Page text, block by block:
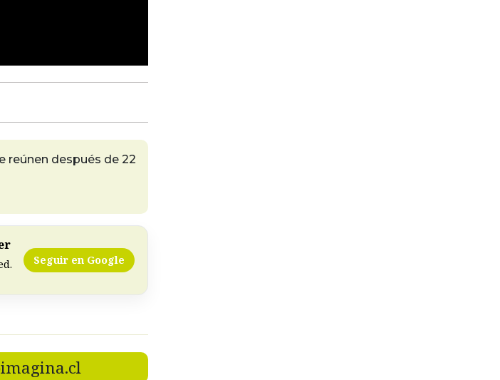
reúnen después de 22
Seguir en Google